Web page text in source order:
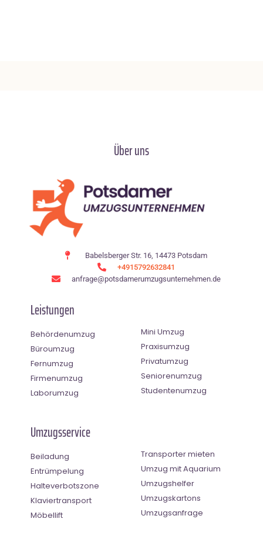
Über uns
Babelsberger Str. 16, 14473 Potsdam
+4915792632841
anfrage@potsdamerumzugsunternehmen.de
Leistungen
Behördenumzug
Büroumzug
Fernumzug
Firmenumzug
Laborumzug
Mini Umzug
Praxisumzug
Privatumzug
Seniorenumzug
Studentenumzug
Umzugsservice
Beiladung
Entrümpelung
Halteverbotszone
Klaviertransport
Möbellift
Transporter mieten
Umzug mit Aquarium
Umzugshelfer
Umzugskartons
Umzugsanfrage